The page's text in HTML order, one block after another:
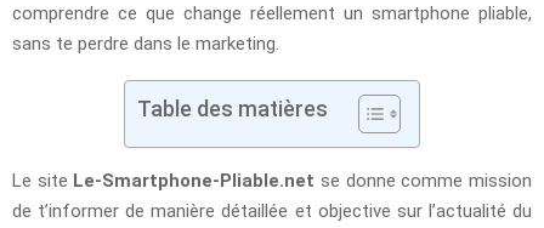
comprendre ce que change réellement un smartphone pliable,
sans te perdre dans le marketing.
Table des matières
Le site Le-Smartphone-Pliable.net se donne comme mission
de t’informer de manière détaillée et objective sur l’actualité du